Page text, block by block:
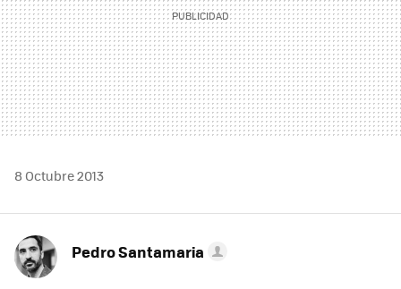
8 Octubre 2013
Pedro Santamaria